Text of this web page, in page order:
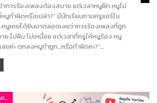
าการร้องเพลงต้องสบาย แต่เวลาหนูฝึก หนูไม่
นูทำผิดหรือเปล่า?” มีนักเรียนถามครูแอร์ใน
หนูเคยได้ยินมาตลอดเลยว่าการร้องเพลงที่ถูก
ไม่ฝืน ไม่เหนื่อย แต่เวลาที่ครูให้หนูร้อง หนู
ยค่ะ ตกลงหนูทำถูก…หรือทำผิดคะ?”…
บทความเกี่ยวกับการร้องเพลง